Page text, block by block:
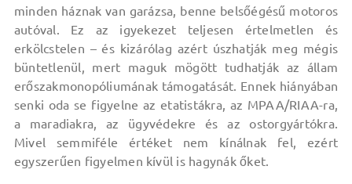
minden háznak van garázsa, benne belsőégésű motoros
autóval. Ez az igyekezet teljesen értelmetlen és
erkölcstelen – és kizárólag azért úszhatják meg mégis
büntetlenül, mert maguk mögött tudhatják az állam
erőszakmonopóliumának támogatását. Ennek hiányában
senki oda se figyelne az etatistákra, az MPAA/RIAA-ra,
a maradiakra, az ügyvédekre és az ostorgyártókra.
Mivel semmiféle értéket nem kínálnak fel, ezért
egyszerűen figyelmen kívül is hagynák őket.